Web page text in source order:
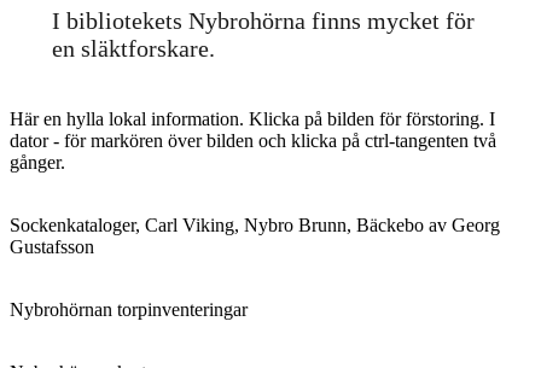
I bibliotekets Nybrohörna finns mycket för
en släktforskare.
Här en hylla lokal information. Klicka på bilden för förstoring. I
dator - för markören över bilden och klicka på ctrl-tangenten två
gånger.
Sockenkataloger, Carl Viking, Nybro Brunn, Bäckebo av Georg
Gustafsson
Nybrohörnan torpinventeringar